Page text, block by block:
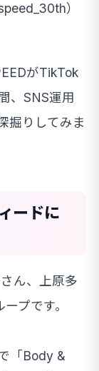
）
がTikTok
、SNS運用
掘りしてみま
ードに
ん、上原多
プです。
「Body &